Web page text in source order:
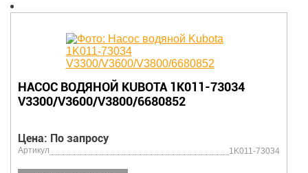
НАСОС ВОДЯНОЙ KUBOTA 1K011-73034
V3300/V3600/V3800/6680852
Цена: По запросу
Артикул 1K011-73034